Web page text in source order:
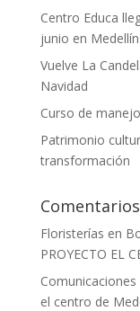
Centro Educa
junio en Medellín
Vuelve La
Navidad
Curso de
Patrimonio
transformación
Floristerías en
PROYECTO EL
Comunicaciones
el centro de